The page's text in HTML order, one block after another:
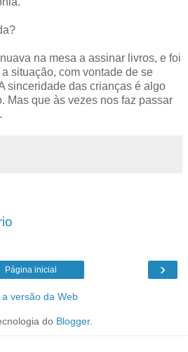
na mesa a assinar livros, e foi
situação, com vontade de se
sinceridade das crianças é algo
Mas que às vezes nos faz passar
›
Página inicial
a versão da Web
do Blogger.